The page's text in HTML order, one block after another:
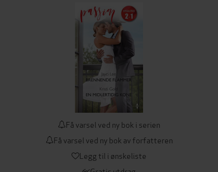
Få varsel ved ny bok i serien
Få varsel ved ny bok av forfatteren
Legg til i ønskeliste